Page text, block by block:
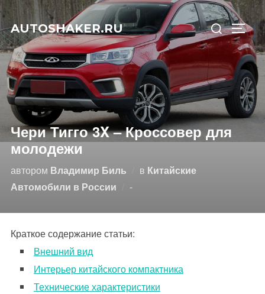
Перейти
содержимому
AUTOSHAKER.RU
Искать:
Чери Тигго 3X – Кроссовер для
молодежи
автором Владимир Биль в Китайские
Автомобили в России
-Опубликовано
Краткое содержание статьи:
Внешний вид
Интерьер китайского компактника
Технические характеристики